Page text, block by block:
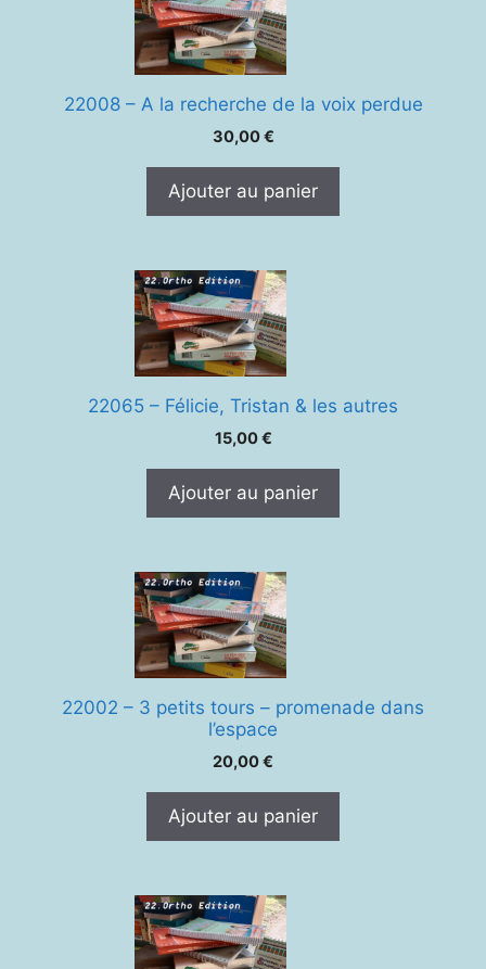
22008 – A la recherche de la voix perdue
30,00€
Ajouter au panier
22065 – Félicie, Tristan & les autres
15,00€
Ajouter au panier
22002 – 3 petits tours – promenade dans
l’espace
20,00€
Ajouter au panier